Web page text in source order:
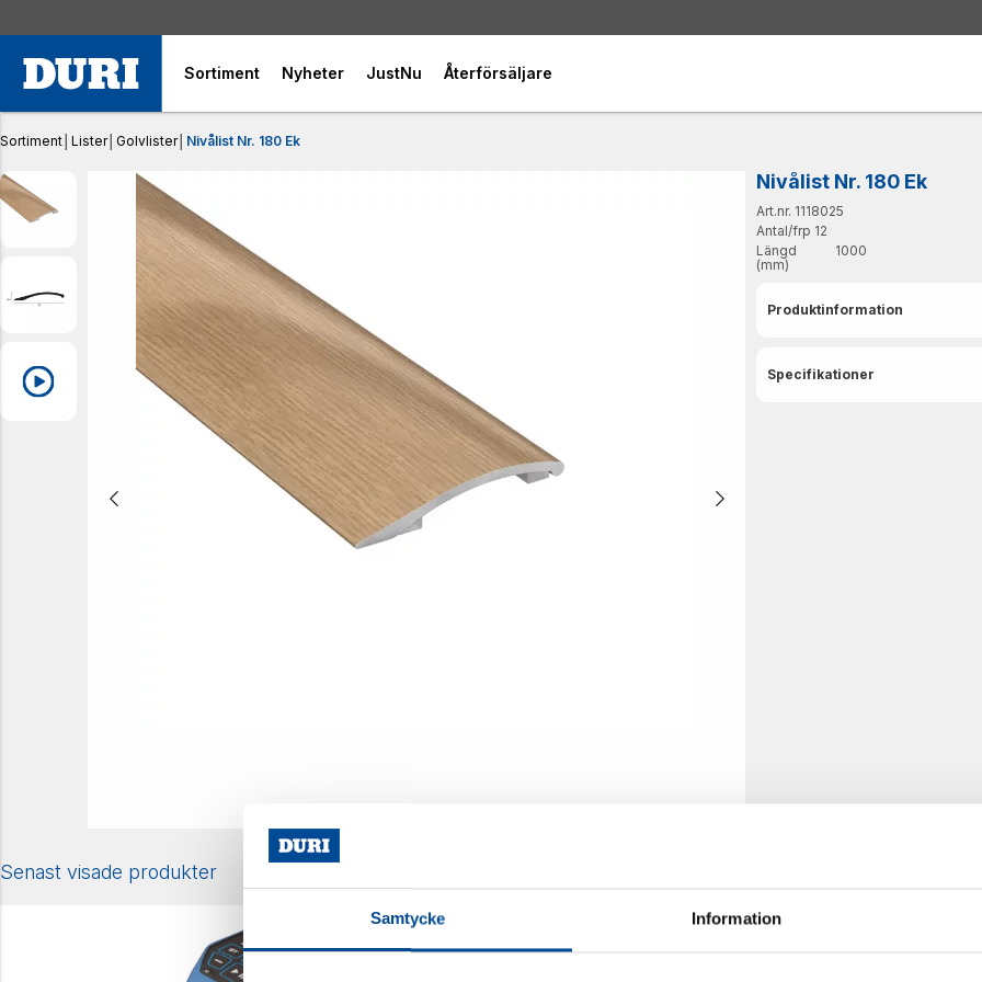
Samtycke Information
Sortiment Nyheter JustNu Återförsäljare
Sortiment Lister│ Golvlister│ Nivålist Nr. 180 Ek
Nivålist Nr. 180 Ek
Art.nr. 1118025
Antal/frp 12
Längd
(mm)
1000
Produktinformation
Specifikationer
Senast visade produkter